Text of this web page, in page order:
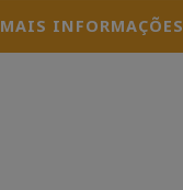
MAIS INFORMAÇÕES